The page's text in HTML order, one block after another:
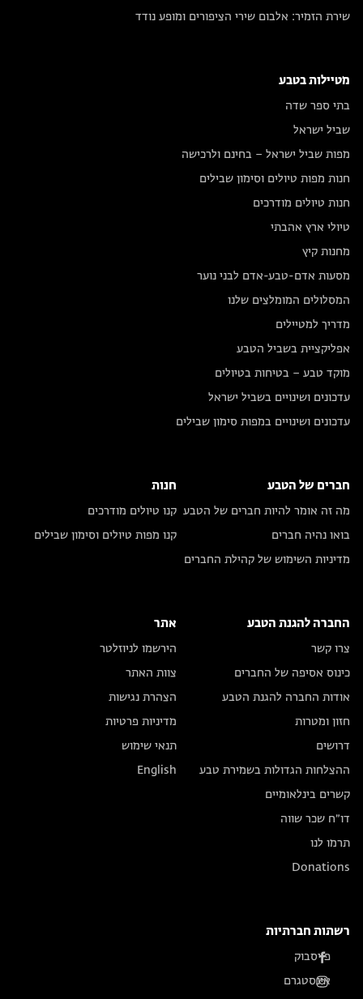
שירת הזמיר: אלבום שירי הציפורים ומופע נודד
מטיילות בטבע
בתי ספר שדה
שביל ישראל
מפות שביל ישראל – בחינם ולרכישה
חנות מפות טיולים וסימון שבילים
חנות טיולים מודרכים
טיולי ארץ אהבתי
מחנות קיץ
מסעות אדם-טבע-אדם לבני נוער
המסלולים המומלצים שלנו
מדריך למטיילים
אפליקציית בשביל הטבע
מוקד טבע – בטיחות בטיולים
עדכונים ושינויים בשביל ישראל
עדכונים ושינויים במפות סימון שבילים
חברים של הטבע
מה זה אומר להיות חברים של הטבע
בואו נהיה חברים
מדיניות השימוש של קהילת החברים
חנות
קנו טיולים מודרכים
קנו מפות טיולים וסימון שבילים
החברה להגנת הטבע
צרו קשר
כינוס אסיפה של החברים
אודות החברה להגנת הטבע
חזון ומטרות
דרושים
ההצלחות הגדולות בשמירת טבע
קשרים בינלאומיים
דו״ח שכר שווה
תרמו לנו
Donations
אתר
הירשמו לניוזלטר
צוות האתר
הצהרת נגישות
מדיניות פרטיות
תנאי שימוש
English
רשתות חברתיות
פייסבוק
אינסטגרם